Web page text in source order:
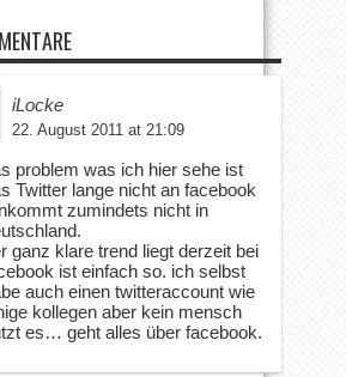
iLocke
22. August 2011 at 21:09
problem was ich hier sehe ist
Twitter lange nicht an facebook
zumindets nicht in
ganz klare trend liegt derzeit bei
ist einfach so. ich selbst
auch einen twitteraccount wie
kollegen aber kein mensch
es… geht alles über facebook.